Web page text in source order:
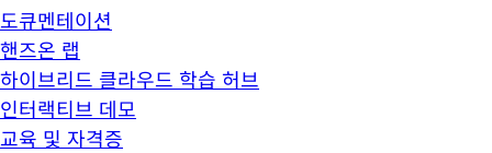
도큐멘테이션
핸즈온 랩
하이브리드 클라우드 학습 허브
인터랙티브 데모
교육 및 자격증